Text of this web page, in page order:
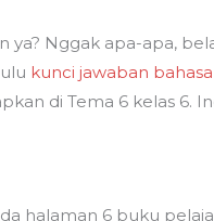
ya? Nggak apa-apa,
kunci jawaban
di Tema 6 kelas
halaman 6 buku